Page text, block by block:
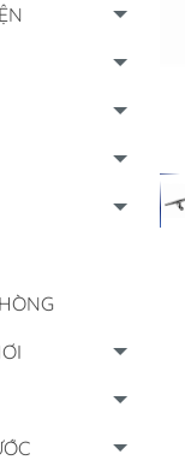
Đồng Hồ &
Nhớt - Nước